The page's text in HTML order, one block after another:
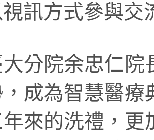
訊方式參與交
分院余忠仁
成為智慧醫
來的洗禮，